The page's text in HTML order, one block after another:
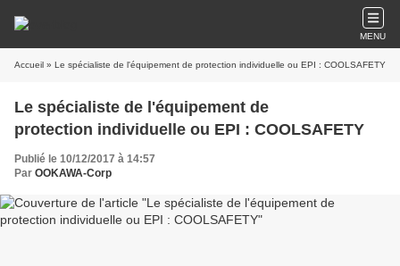
MENU
Accueil » Le spécialiste de l'équipement de protection individuelle ou EPI : COOLSAFETY
Le spécialiste de l'équipement de
protection individuelle ou EPI : COOLSAFETY
Publié le 10/12/2017 à 14:57
Par OOKAWA-Corp